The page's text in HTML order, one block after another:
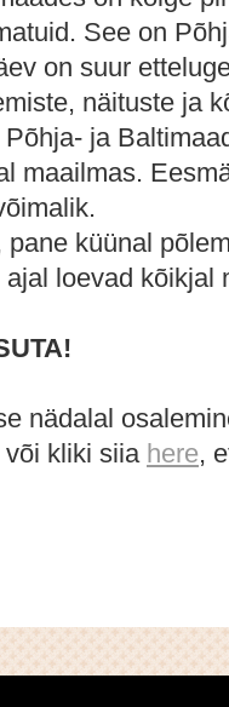
See on
on suur
näituste ja
ja
maailmas.
küünal
loevad kõikjal
nädalal
või kliki siia here,